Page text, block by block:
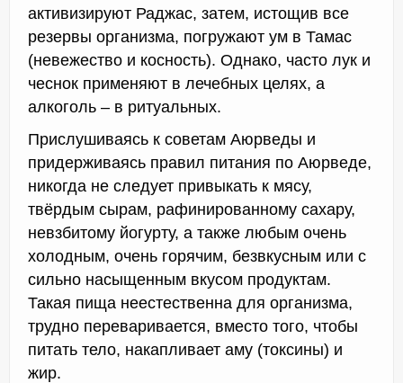
активизируют Раджас, затем, истощив все
резервы организма, погружают ум в Тамас
(невежество и косность). Однако, часто лук и
чеснок применяют в лечебных целях, а
алкоголь – в ритуальных.
Прислушиваясь к советам Аюрведы и
придерживаясь правил питания по Аюрведе,
никогда не следует привыкать к мясу,
твёрдым сырам, рафинированному сахару,
невзбитому йогурту, а также любым очень
холодным, очень горячим, безвкусным или с
сильно насыщенным вкусом продуктам.
Такая пища неестественна для организма,
трудно переваривается, вместо того, чтобы
питать тело, накапливает аму (токсины) и
жир.